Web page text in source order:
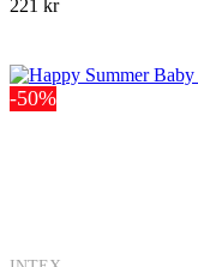
221 kr
-50%